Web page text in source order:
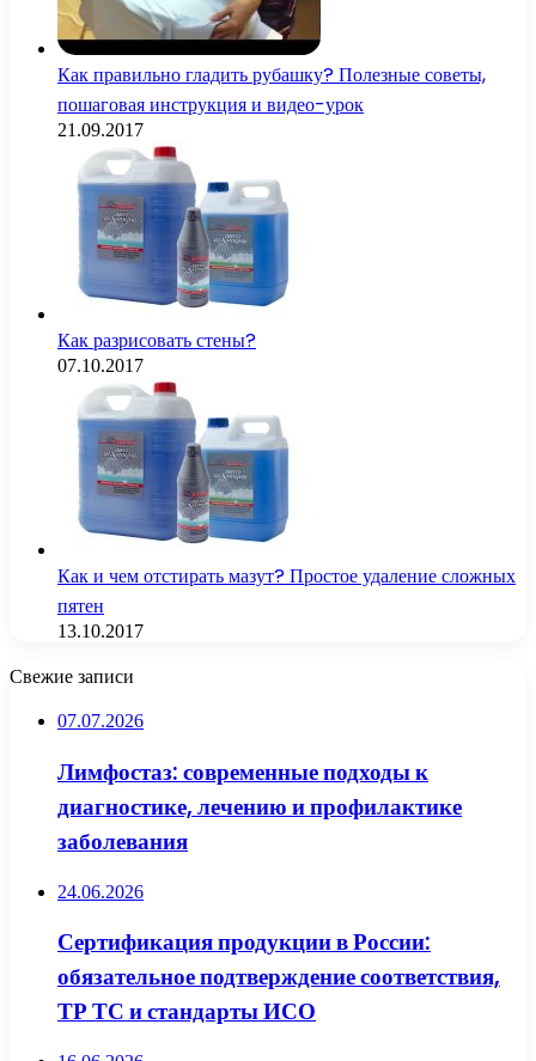
Как правильно гладить рубашку? Полезные советы,
пошаговая инструкция и видео-урок
21.09.2017
Как разрисовать стены?
07.10.2017
Как и чем отстирать мазут? Простое удаление сложных
пятен
13.10.2017
Свежие записи
07.07.2026
Лимфостаз: современные подходы к
диагностике, лечению и профилактике
заболевания
24.06.2026
Сертификация продукции в России:
обязательное подтверждение соответствия,
ТР ТС и стандарты ИСО